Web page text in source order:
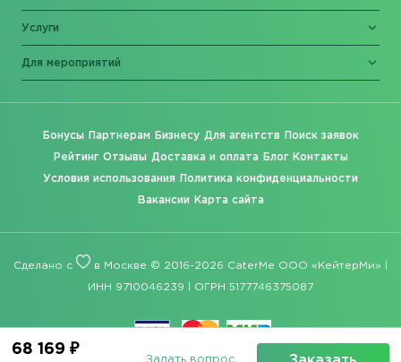
68 169 ₽
Задать вопрос
Услуги
Для мероприятий
Бонусы Партнерам Бизнесу Для агентств Поиск заявок
Рейтинг Отзывы Доставка и оплата Блог Контакты
Условия использования Политика конфиденциальности
Вакансии Карта сайта
Сделано с в Москве © 2016-2026 CaterMe ООО «КейтерМи» |
ИНН 9710046239 | ОГРН 5177746375087